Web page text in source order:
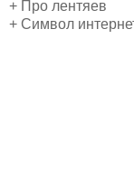
+ Про лентяев
+ Символ